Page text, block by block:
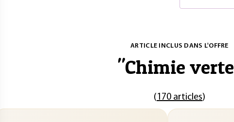
ARTICLE INCLUS DANS L'OFFRE
"Chimie verte
(170 articles)